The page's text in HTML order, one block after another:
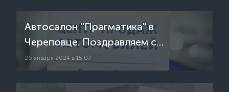
Автосалон "Прагматика" в
Череповце. Поздравляем с
открытием!
26 января 2024 в 15:07